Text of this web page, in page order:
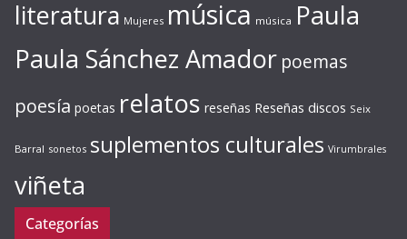
literatura Mujeres música música Paula
Paula Sánchez Amador poemas
poesía poetas relatos reseñas Reseñas discos Seix
Barral sonetos suplementos culturales Virumbrales
viñeta
Categorías